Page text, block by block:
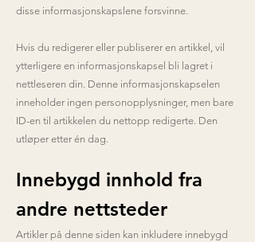
disse informasjonskapslene forsvinne.
Hvis du redigerer eller publiserer en artikkel, vil
ytterligere en informasjonskapsel bli lagret i
nettleseren din. Denne informasjonskapselen
inneholder ingen personopplysninger, men bare
ID-en til artikkelen du nettopp redigerte. Den
utløper etter én dag.
Innebygd innhold fra
andre nettsteder
Artikler på denne siden kan inkludere innebygd